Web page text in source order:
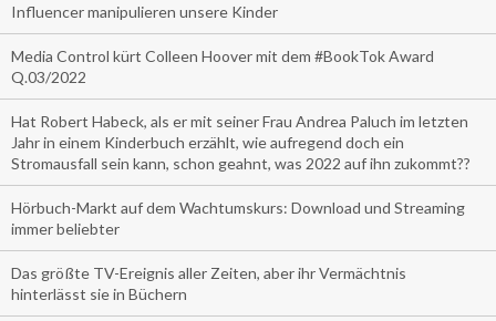
Influencer manipulieren unsere Kinder
Media Control kürt Colleen Hoover mit dem #BookTok Award
Q.03/2022
Hat Robert Habeck, als er mit seiner Frau Andrea Paluch im letzten
Jahr in einem Kinderbuch erzählt, wie aufregend doch ein
Stromausfall sein kann, schon geahnt, was 2022 auf ihn zukommt??
Hörbuch-Markt auf dem Wachtumskurs: Download und Streaming
immer beliebter
Das größte TV-Ereignis aller Zeiten, aber ihr Vermächtnis
hinterlässt sie in Büchern